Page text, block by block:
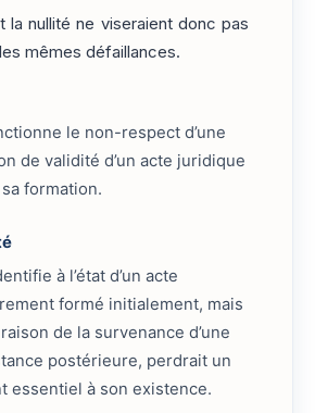
la nullité ne viseraient donc pas
mêmes défaillances.
le non-respect d’une
de validité d’un acte juridique
formation.
à l’état d’un acte
formé initialement, mais
de la survenance d’une
postérieure, perdrait un
essentiel à son existence.